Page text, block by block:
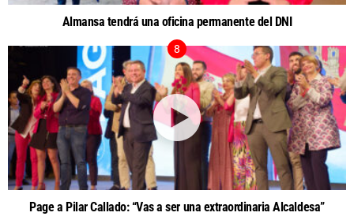
Almansa tendrá una oficina permanente del DNI
Page a Pilar Callado: “Vas a ser una extraordinaria Alcaldesa”